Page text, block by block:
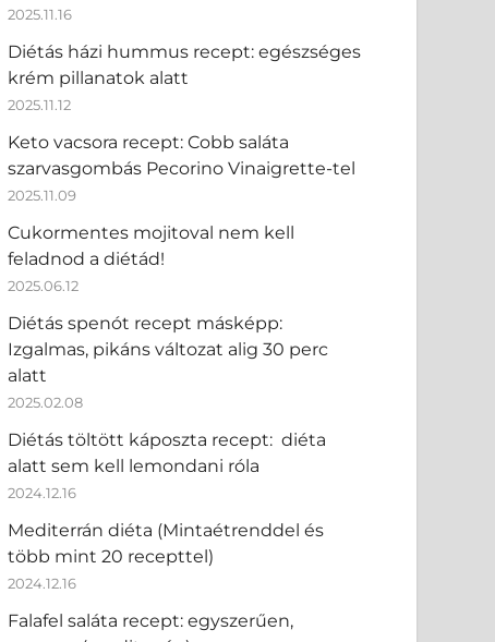
2025.11.16
Diétás házi hummus recept: egészséges
krém pillanatok alatt
2025.11.12
Keto vacsora recept: Cobb saláta
szarvasgombás Pecorino Vinaigrette-tel
2025.11.09
Cukormentes mojitoval nem kell
feladnod a diétád!
2025.06.12
Diétás spenót recept másképp:
Izgalmas, pikáns változat alig 30 perc
alatt
2025.02.08
Diétás töltött káposzta recept: diéta
alatt sem kell lemondani róla
2024.12.16
Mediterrán diéta (Mintaétrenddel és
több mint 20 recepttel)
2024.12.16
Falafel saláta recept: egyszerűen,